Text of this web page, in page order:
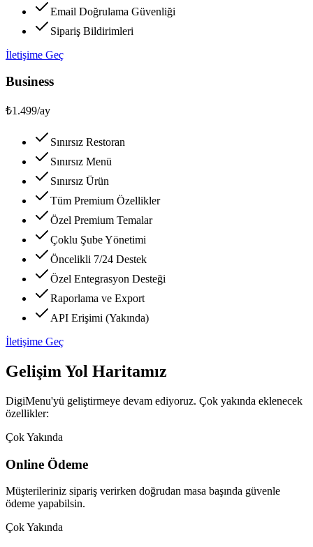
Email Doğrulama Güvenliği
Sipariş Bildirimleri
İletişime Geç
Business
₺1.499/ay
Sınırsız Restoran
Sınırsız Menü
Sınırsız Ürün
Tüm Premium Özellikler
Özel Premium Temalar
Çoklu Şube Yönetimi
Öncelikli 7/24 Destek
Özel Entegrasyon Desteği
Raporlama ve Export
API Erişimi (Yakında)
İletişime Geç
Gelişim Yol Haritamız
DigiMenu'yü geliştirmeye devam ediyoruz. Çok yakında eklenecek
özellikler:
Çok Yakında
Online Ödeme
Müşterileriniz sipariş verirken doğrudan masa başında güvenle
ödeme yapabilsin.
Çok Yakında